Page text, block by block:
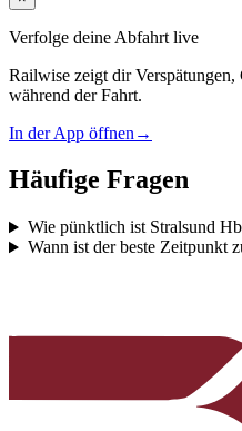
Verfolge deine Abfahrt live
Railwise zeigt dir
während der Fahrt.
In der App öffnen →
Häufige Fragen
Wie pünktlich ist Stralsund
Wann ist der beste Zeitpunkt